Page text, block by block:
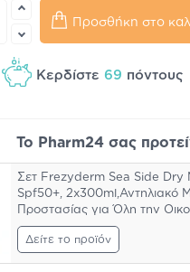
Προσθήκη στο
Κερδίστε 69 πόντους
Το Pharm24 σας
Σετ Frezyderm Sea Side Dry
Spf50+, 2x300ml,Αντηλιακό
Προστασίας για Όλη την
Δείτε το προϊόν